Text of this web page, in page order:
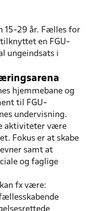
15-29 år. Fælles for
en FGU-
ungeindsats i
hjemmebane og
til FGU-
undervisning.
aktiviteter være
Fokus er at skabe
samt at
og faglige
fx være: